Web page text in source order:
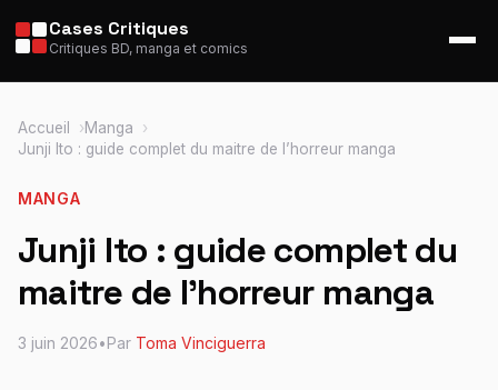
Cases Critiques
Critiques BD, manga et comics
Accueil
Manga
Junji Ito : guide complet du maitre de l’horreur manga
MANGA
Junji Ito : guide complet du
maitre de l’horreur manga
3 juin 2026•Par Toma Vinciguerra